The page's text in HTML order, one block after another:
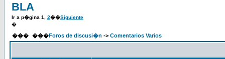
BLA
Ir a p�gina 1 2��Siguiente
�
��� ���Foros de discusi�n -> Comentarios Varios